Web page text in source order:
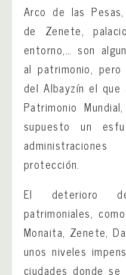
Arco de las
de Zenete,
entorno,… son
al patrimonio,
del Albayzín el que
Patrimonio
supuesto un
protección.
El deterioro
patrimoniales,
Monaita, Zenete,
unos niveles
ciudades donde